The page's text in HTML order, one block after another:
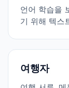
언어 학습을
기 위해 텍스
여행자